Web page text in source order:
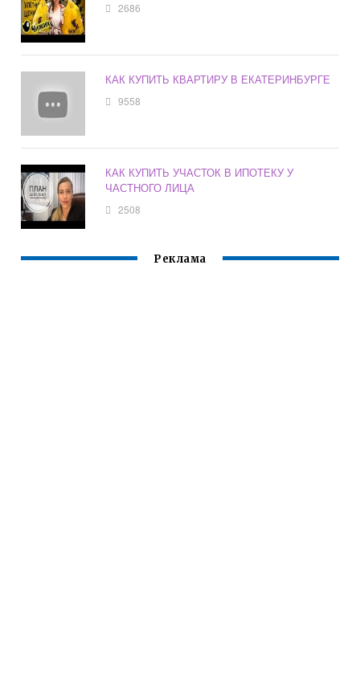
2686
КАК КУПИТЬ КВАРТИРУ В ЕКАТЕРИНБУРГЕ
9558
КАК КУПИТЬ УЧАСТОК В ИПОТЕКУ У
ЧАСТНОГО ЛИЦА
2508
Реклама